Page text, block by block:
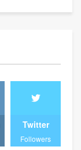
Twitter
Followers